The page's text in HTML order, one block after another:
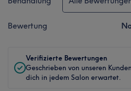
Bewertung
Verifizierte Bewertungen
Geschrieben von unseren
dich in jedem Salon erwartet.